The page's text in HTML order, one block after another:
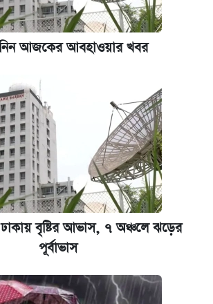
আজকের আবহাওয়ার খবর
বৃষ্টির আভাস, ৭ অঞ্চলে ঝড়ের
পূর্বাভাস